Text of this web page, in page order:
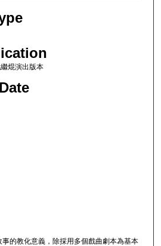
焜演出版本
的教化意義，除採用多個戲曲劇本為基本